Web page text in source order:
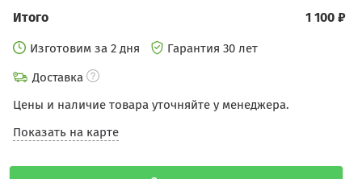
1 100 ₽
Итого
Изготовим за 2 дня
Гарантия 30 лет
Доставка
Цены и наличие товара уточняйте у менеджера.
Показать на карте